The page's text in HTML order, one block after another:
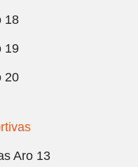
18
19
20
Aro 13